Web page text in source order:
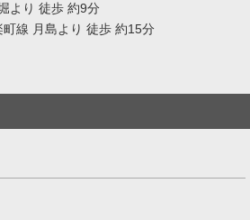
より 徒歩 約9分
線 月島より 徒歩 約15分